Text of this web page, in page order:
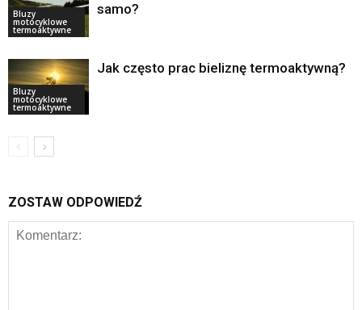
Bluzy
motocyklowe
termoaktywne
samo?
Bluzy
motocyklowe
termoaktywne
Jak często prac bieliznę termoaktywną?
ZOSTAW ODPOWIEDŹ